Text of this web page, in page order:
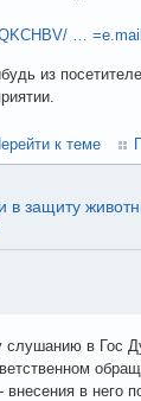
…
из
к теме
в защиту
слушанию в Гос
в него